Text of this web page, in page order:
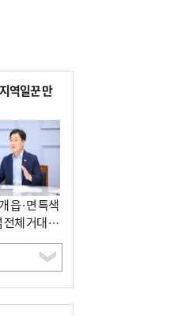
역일꾼 만
읍·면 특색
체 거대 정
”